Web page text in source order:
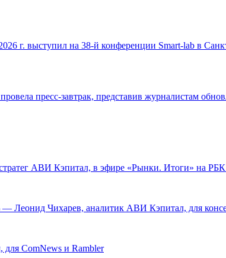
г. выступил на 38-й конференции Smart-lab в
пресс-завтрак, представив журналистам
АВИ Кэпитал, в эфире «Рынки. Итоги» на
Леонид Чихарев, аналитик АВИ Кэпитал, для
ComNews и Rambler